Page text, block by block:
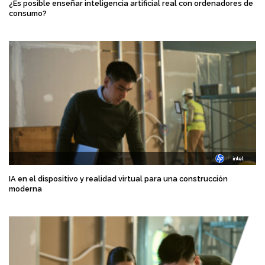
¿Es posible enseñar inteligencia artificial real con ordenadores de
consumo?
IA en el dispositivo y realidad virtual para una construcción
moderna